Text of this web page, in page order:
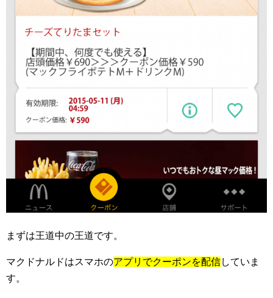
まずは王道中の王道です。
マクドナルドはスマホのアプリでクーポンを配信していま
す。